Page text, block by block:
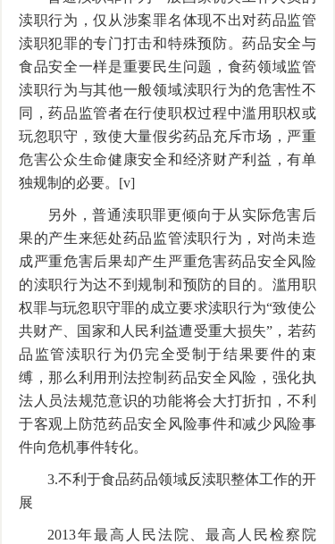
渎职行为，仅从涉案罪名体现不出对药品监管
渎职犯罪的专门打击和特殊预防。药品安全与
食品安全一样是重要民生问题，食药领域监管
渎职行为与其他一般领域渎职行为的危害性不
同，药品监管者在行使职权过程中滥用职权或
玩忽职守，致使大量假劣药品充斥市场，严重
危害公众生命健康安全和经济财产利益，有单
独规制的必要。[v]
另外，普通渎职罪更倾向于从实际危害后
果的产生来惩处药品监管渎职行为，对尚未造
成严重危害后果却产生严重危害药品安全风险
的渎职行为达不到规制和预防的目的。滥用职
权罪与玩忽职守罪的成立要求渎职行为“致使公
共财产、国家和人民利益遭受重大损失”，若药
品监管渎职行为仍完全受制于结果要件的束
缚，那么利用刑法控制药品安全风险，强化执
法人员法规范意识的功能将会大打折扣，不利
于客观上防范药品安全风险事件和减少风险事
件向危机事件转化。
3.不利于食品药品领域反渎职整体工作的开
展
2013年最高人民法院、最高人民检察院